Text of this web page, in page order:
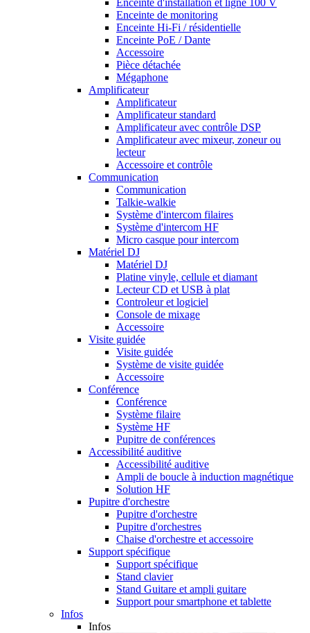
Enceinte d'installation et ligne 100 V
Enceinte de monitoring
Enceinte Hi-Fi / résidentielle
Enceinte PoE / Dante
Accessoire
Pièce détachée
Mégaphone
Amplificateur
Amplificateur
Amplificateur standard
Amplificateur avec contrôle DSP
Amplificateur avec mixeur, zoneur ou
lecteur
Accessoire et contrôle
Communication
Communication
Talkie-walkie
Système d'intercom filaires
Système d'intercom HF
Micro casque pour intercom
Matériel DJ
Matériel DJ
Platine vinyle, cellule et diamant
Lecteur CD et USB à plat
Controleur et logiciel
Console de mixage
Accessoire
Visite guidée
Visite guidée
Système de visite guidée
Accessoire
Conférence
Conférence
Système filaire
Système HF
Pupitre de conférences
Accessibilité auditive
Accessibilité auditive
Ampli de boucle à induction magnétique
Solution HF
Pupitre d'orchestre
Pupitre d'orchestre
Pupitre d'orchestres
Chaise d'orchestre et accessoire
Support spécifique
Support spécifique
Stand clavier
Stand Guitare et ampli guitare
Support pour smartphone et tablette
Infos
Infos